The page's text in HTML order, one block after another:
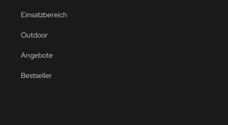
Einsatzbereich
Outdoor
Angebote
Bestseller